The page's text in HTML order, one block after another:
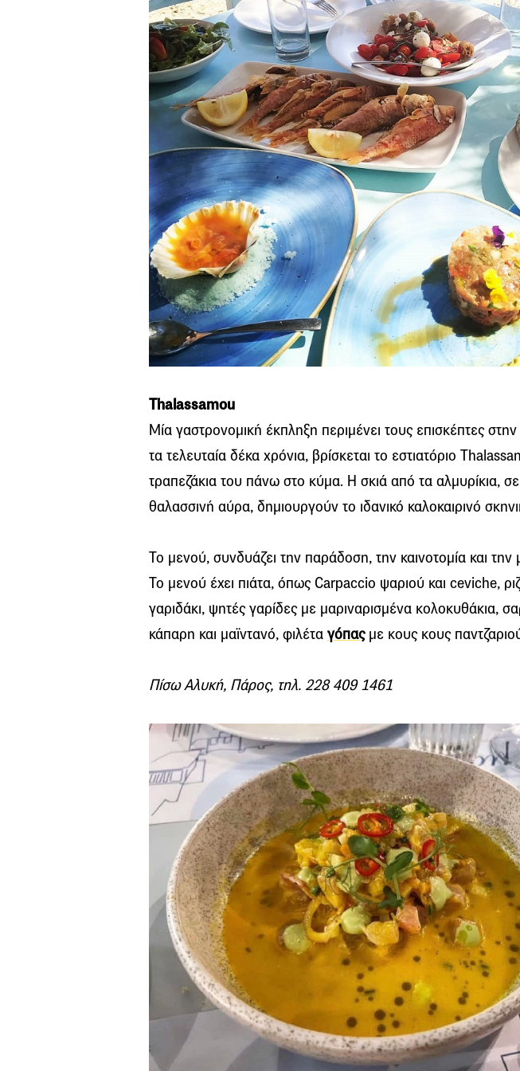
Thalassamou
Μία γαστρονομική έκπληξη περιμένει τους επισκέπτες
τα τελευταία δέκα χρόνια, βρίσκεται το εστιατόριο
τραπεζάκια του πάνω στο κύμα. Η σκιά από τα αλμυρίκια,
θαλασσινή αύρα, δημιουργούν το ιδανικό καλοκαιρινό
Το μενού, συνδυάζει την παράδοση, την καινοτομία και την
Το μενού έχει πιάτα, όπως Carpaccio ψαριού και ceviche,
γαριδάκι, ψητές γαρίδες με μαριναρισμένα κολοκυθάκια,
κάπαρη και μαϊντανό, φιλέτα γόπαςμε κους κους
Πίσω Αλυκή, Πάρος, τηλ. 228 409 1461